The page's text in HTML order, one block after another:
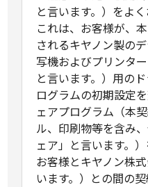
と言います。）をよ
これは、お客様が、
されるキヤノン製の
写機およびプリンタ
と言います。）用の
ログラムの初期設定
ェアプログラム（本
ル、印刷物等を含み
ェア」と言います。
お客様とキヤノン株
います。）との間の契